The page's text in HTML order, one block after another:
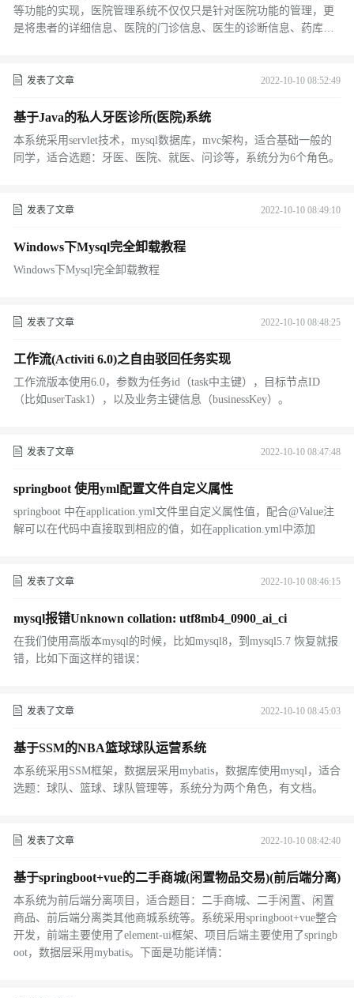
等功能的实现，医院管理系统不仅仅只是针对医院功能的管理，更
是将患者的详细信息、医院的门诊信息、医生的诊断信息、药库的
便快捷、成本低廉、应用性强的中小型医院管理系统既方便了医院
发表了文章 2022-10-10 08:52:49
基于Java的私人牙医诊所(医院)系统
本系统采用servlet技术，mysql数据库，mvc架构，适合基础一般的
同学，适合选题：牙医、医院、就医、问诊等，系统分为6个角色。
发表了文章 2022-10-10 08:49:10
Windows下Mysql完全卸载教程
Windows下Mysql完全卸载教程
发表了文章 2022-10-10 08:48:25
工作流(Activiti 6.0)之自由驳回任务实现
工作流版本使用6.0，参数为任务id（task中主键），目标节点ID
（比如userTask1），以及业务主键信息（businessKey）。
发表了文章 2022-10-10 08:47:48
springboot 使用yml配置文件自定义属性
springboot 中在application.yml文件里自定义属性值，配合@Value注
解可以在代码中直接取到相应的值，如在application.yml中添加
发表了文章 2022-10-10 08:46:15
mysql报错Unknown collation: utf8mb4_0900_ai_ci
在我们使用高版本mysql的时候，比如mysql8，到mysql5.7 恢复就报
错，比如下面这样的错误：
发表了文章 2022-10-10 08:45:03
基于SSM的NBA篮球球队运营系统
本系统采用SSM框架，数据层采用mybatis，数据库使用mysql，适合
选题：球队、篮球、球队管理等，系统分为两个角色，有文档。
发表了文章 2022-10-10 08:42:40
基于springboot+vue的二手商城(闲置物品交易)(前后端分离)
本系统为前后端分离项目，适合题目：二手商城、二手闲置、闲置
商品、前后端分离类其他商城系统等。系统采用springboot+vue整合
开发，前端主要使用了element-ui框架、项目后端主要使用了springb
oot，数据层采用mybatis。下面是功能详情：